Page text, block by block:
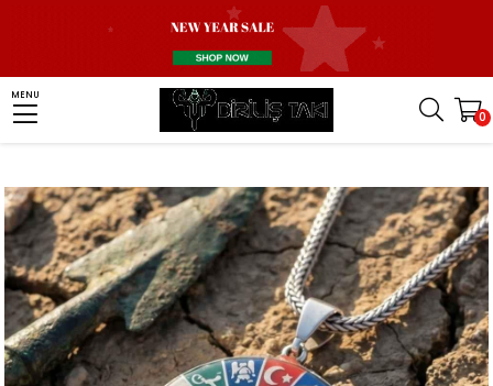
MENU
0
Turkish Necklace 16 Türk Devleti Kolye
Motifli 16 Türk Devleti Gümüş Kolye